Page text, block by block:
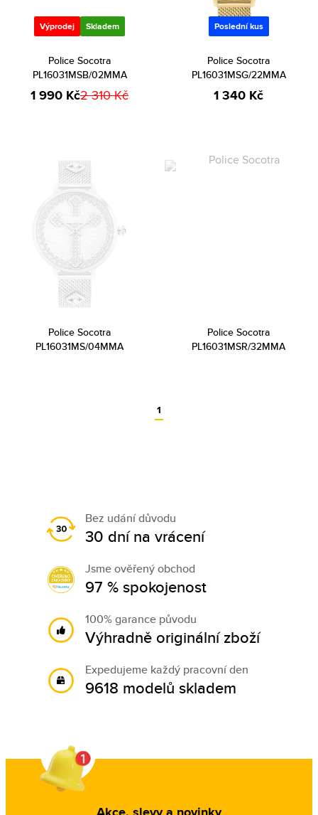
Výprodej Skladem
Police Socotra
PL16031MSB/02MMA
1 990 Kč2 310 Kč
Poslední kus
Police Socotra
PL16031MSG/22MMA
1 340 Kč
Police Socotra
PL16031MS/04MMA
Police Socotra
PL16031MSR/32MMA
1
Bez udání důvodu
30 dní na vrácení
Jsme ověřený obchod
97 % spokojenost
100% garance původu
Výhradně originální zboží
Expedujeme každý pracovní den
9618 modelů skladem